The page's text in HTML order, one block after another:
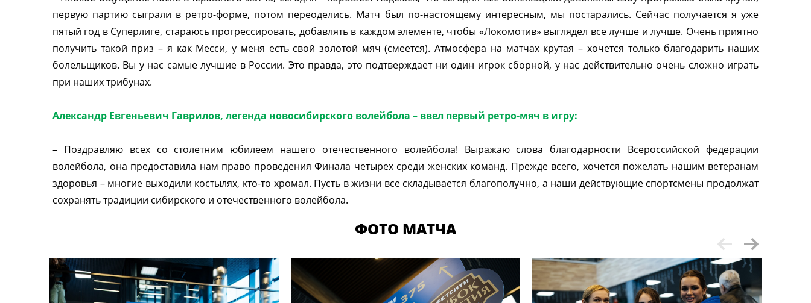
первую партию сыграли в ретро-форме, потом переоделись. Матч был по-настоящему интересным, мы постарались. Сейчас получается я уже
пятый год в Суперлиге, стараюсь прогрессировать, добавлять в каждом элементе, чтобы «Локомотив» выглядел все лучше и лучше. Очень приятно
получить такой приз – я как Месси, у меня есть свой золотой мяч (смеется). Атмосфера на матчах крутая – хочется только благодарить наших
болельщиков. Вы у нас самые лучшие в России. Это правда, это подтверждает ни один игрок сборной, у нас действительно очень сложно играть
при наших трибунах.
Александр Евгеньевич Гаврилов, легенда новосибирского волейбола – ввел первый ретро-мяч в игру:
– Поздравляю всех со столетним юбилеем нашего отечественного волейбола! Выражаю слова благодарности Всероссийской федерации
волейбола, она предоставила нам право проведения Финала четырех среди женских команд. Прежде всего, хочется пожелать нашим ветеранам
здоровья – многие выходили костылях, кто-то хромал. Пусть в жизни все складывается благополучно, а наши действующие спортсмены продолжат
сохранять традиции сибирского и отечественного волейбола.
ФОТО МАТЧА